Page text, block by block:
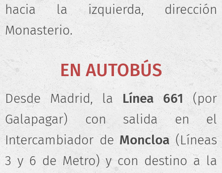
hacia la izquierda, dirección
Monasterio.
EN AUTOBÚS
Desde Madrid, la Línea 661(por
Galapagar) con salida en el
Intercambiador de Moncloa (Líneas
3 y 6 de Metro) y con destino a la